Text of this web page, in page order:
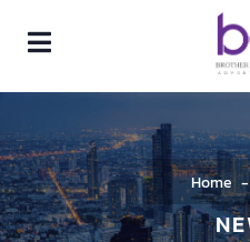
Home